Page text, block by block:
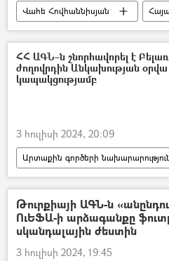
Վահե Հովհաննիսյան
Ռուսաստան
Եվրամիություն
Եվրասիական տնտեսական
Հայաստան և ԵԱՏՄ
ՀՀ ԱԳՆ–ն շնորհավորել է
ժողովրդին Անկախության օրվա
կապակցությամբ
3 հուլիսի 2024, 20:09
Արտաքին գործերի
ՀՀ Արտաքին գործերի
Հայաստան
Բելառուս
անկախություն
Անի
Թուրքիայի ԱԳՆ-ն
ՈւԵՖԱ-ի արձագանքը
սկանդալային ժեստին
3 հուլիսի 2024, 19:45